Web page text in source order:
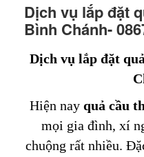
Dịch vụ lắp đặt
Bình Chánh-
Dịch vụ lắp đặt
Hiện nay quả cầu
mọi gia đình, xí
chuộng rất nhiều.